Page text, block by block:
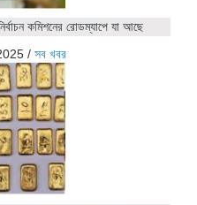
কমিশনের রোডম্যাপে যা আছে
/ সব খবর